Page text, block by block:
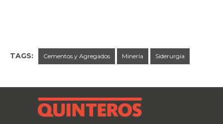
TAGS: Cementos y Agregados Minería Siderurgia